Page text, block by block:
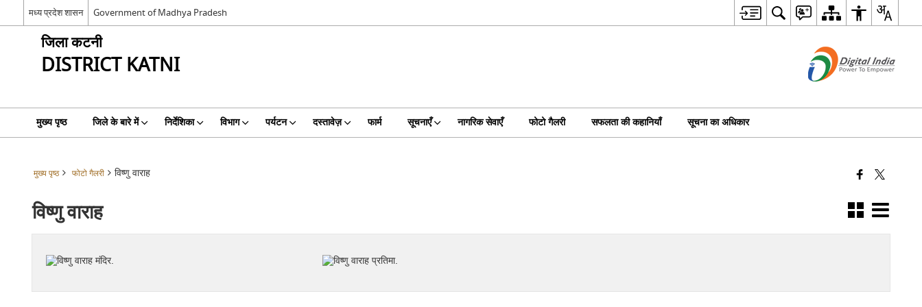
मध्य प्रदेश शासन Government of Madhya Pradesh
जिला कटनी
DISTRICT KATNI
मुख्य पृष्ठ जिले के बारे में निर्देशिका विभाग पर्यटन दस्तावेज़ फार्म सूचनाएँ नागरिक सेवाएँ फोटो गैलरी सफलता की कहानियाँ सूचना का अधिकार
मुख्य पृष्ठ फोटो गैलरी विष्णु वाराह
विष्णु वाराह